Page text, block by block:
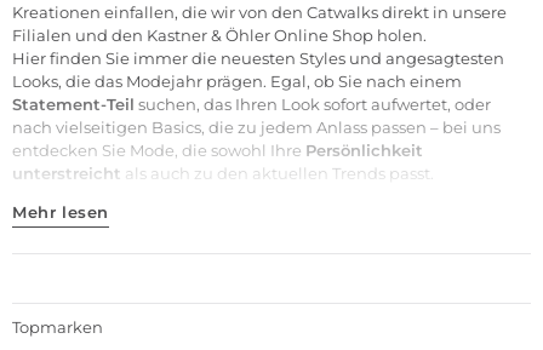
Kreationen einfallen, die wir von den Catwalks direkt in unsere
Filialen und den Kastner & Öhler Online Shop holen.
Hier finden Sie immer die neuesten Styles und angesagtesten
Looks, die das Modejahr prägen. Egal, ob Sie nach einem
Statement-Teil suchen, das Ihren Look sofort aufwertet, oder
nach vielseitigen Basics, die zu jedem Anlass passen – bei uns
entdecken Sie Mode, die sowohl Ihre Persönlichkeit
unterstreicht als auch zu den aktuellen Trends passt.
Mehr lesen
Topmarken